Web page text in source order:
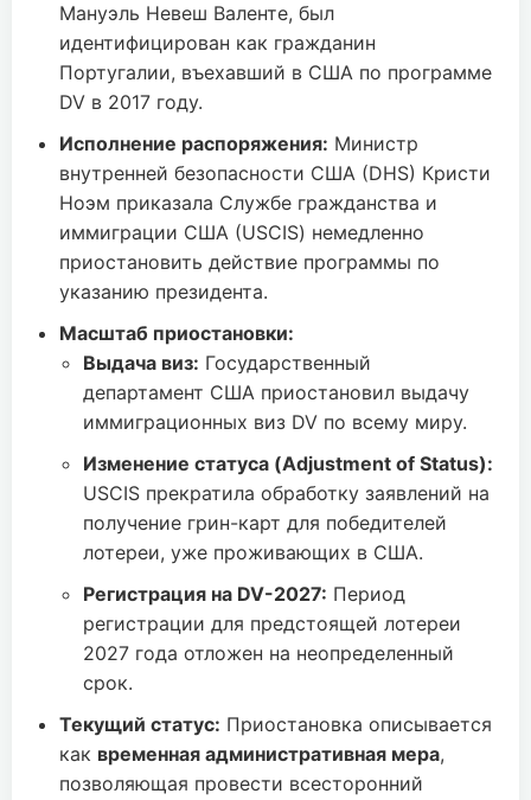
Мануэль Невеш Валенте, был
идентифицирован как гражданин
Португалии, въехавший в США по программе
DV в 2017 году.
Исполнение распоряжения: Министр
внутренней безопасности США (DHS) Кристи
Ноэм приказала Службе гражданства и
иммиграции США (USCIS) немедленно
приостановить действие программы по
указанию президента.
Масштаб приостановки:
Выдача виз: Государственный
департамент США приостановил выдачу
иммиграционных виз DV по всему миру.
Изменение статуса (Adjustment of Status):
USCIS прекратила обработку заявлений на
получение грин-карт для победителей
лотереи, уже проживающих в США.
Регистрация на DV-2027: Период
регистрации для предстоящей лотереи
2027 года отложен на неопределенный
срок.
Текущий статус: Приостановка описывается
как временная административная мера,
позволяющая провести всесторонний